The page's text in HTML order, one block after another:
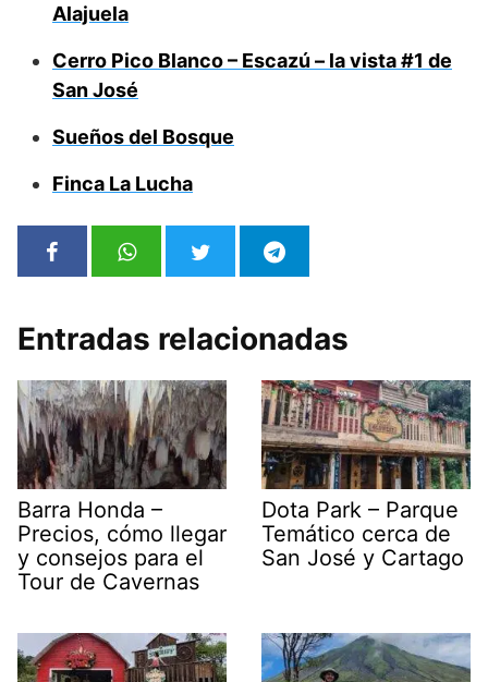
Alajuela
Cerro Pico Blanco – Escazú – la vista #1 de
San José
Sueños del Bosque
Finca La Lucha
Entradas relacionadas
Barra Honda –
Precios, cómo llegar
y consejos para el
Tour de Cavernas
Dota Park – Parque
Temático cerca de
San José y Cartago